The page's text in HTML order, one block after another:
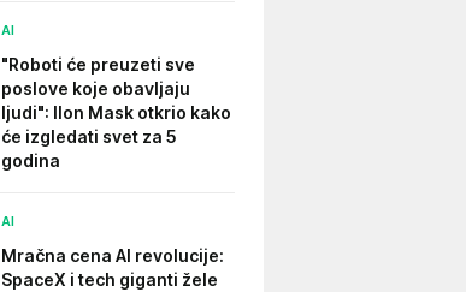
AI
"Roboti će preuzeti sve
poslove koje obavljaju
ljudi": Ilon Mask otkrio kako
će izgledati svet za 5
godina
AI
Mračna cena AI revolucije:
SpaceX i tech giganti žele